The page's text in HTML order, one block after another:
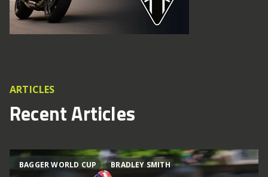
ARTICLES
Recent Articles
BAGGER WORLD CUP BRADLEY SMITH